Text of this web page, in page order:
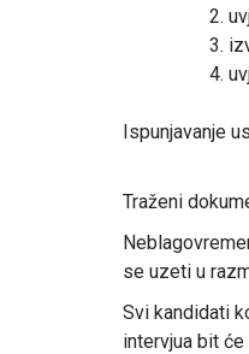
Ispunjavanje
Traženi
se uzeti u
Svi kandidati
intervjua bit